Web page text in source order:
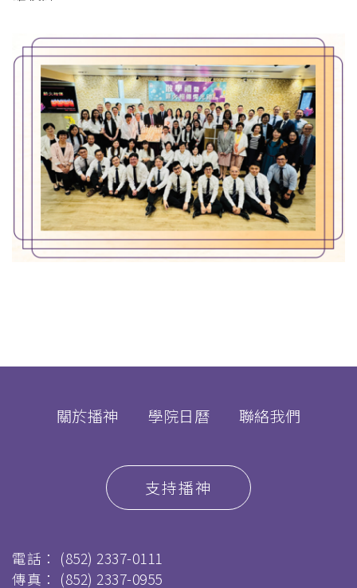
關於播神 學院日曆 聯絡我們
支持播神
電話： (852) 2337-0111
傳真： (852) 2337-0955